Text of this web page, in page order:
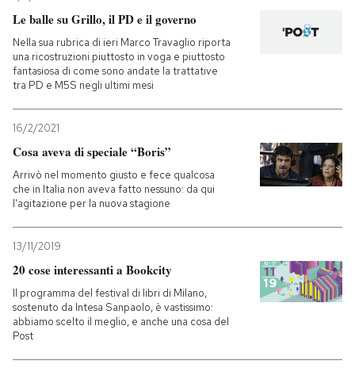
Le balle su Grillo, il PD e il governo
Nella sua rubrica di ieri Marco Travaglio riporta
una ricostruzioni piuttosto in voga e piuttosto
fantasiosa di come sono andate la trattative
tra PD e M5S negli ultimi mesi
16/2/2021
Cosa aveva di speciale “Boris”
Arrivò nel momento giusto e fece qualcosa
che in Italia non aveva fatto nessuno: da qui
l'agitazione per la nuova stagione
13/11/2019
20 cose interessanti a Bookcity
Il programma del festival di libri di Milano,
sostenuto da Intesa Sanpaolo, è vastissimo:
abbiamo scelto il meglio, e anche una cosa del
Post